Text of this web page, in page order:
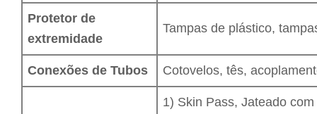
Protetor de
extremidade
Tampas de plástico,
Conexões de Tubos Cotovelos, tês,
1) Skin Pass, Jateado com